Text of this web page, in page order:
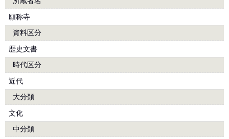
願称寺
資料区分
歴史文書
時代区分
近代
大分類
文化
中分類